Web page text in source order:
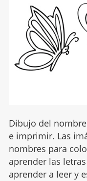
Dibujo del
e imprimir. Las
nombres para
aprender las
aprender a leer y